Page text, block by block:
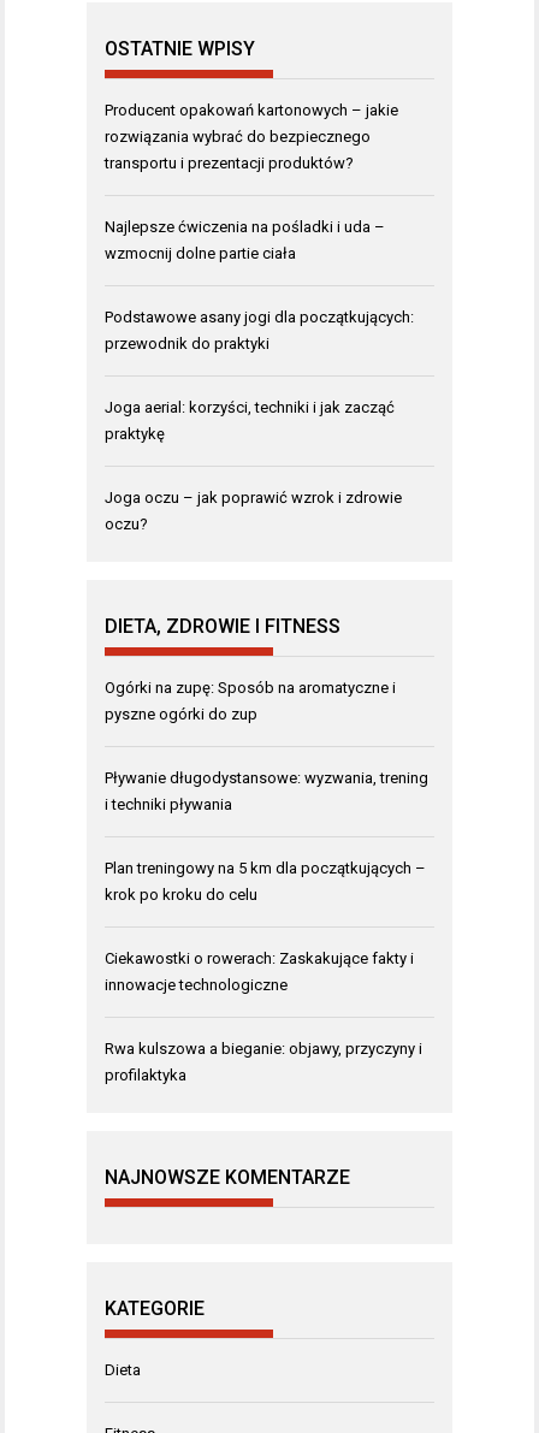
OSTATNIE WPISY
Producent opakowań kartonowych – jakie
rozwiązania wybrać do bezpiecznego
transportu i prezentacji produktów?
Najlepsze ćwiczenia na pośladki i uda –
wzmocnij dolne partie ciała
Podstawowe asany jogi dla początkujących:
przewodnik do praktyki
Joga aerial: korzyści, techniki i jak zacząć
praktykę
Joga oczu – jak poprawić wzrok i zdrowie
oczu?
DIETA, ZDROWIE I FITNESS
Ogórki na zupę: Sposób na aromatyczne i
pyszne ogórki do zup
Pływanie długodystansowe: wyzwania, trening
i techniki pływania
Plan treningowy na 5 km dla początkujących –
krok po kroku do celu
Ciekawostki o rowerach: Zaskakujące fakty i
innowacje technologiczne
Rwa kulszowa a bieganie: objawy, przyczyny i
profilaktyka
NAJNOWSZE KOMENTARZE
KATEGORIE
Dieta